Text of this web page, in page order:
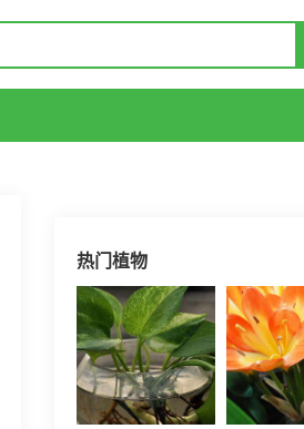
热门植物